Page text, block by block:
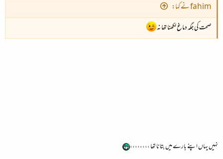
fahim نے کہا:
صحت کی جگہ دماغ لکھنا تھا نہ
نہیں یہاں اپنے بارے میں بتانا تھا ،،،،،،،،